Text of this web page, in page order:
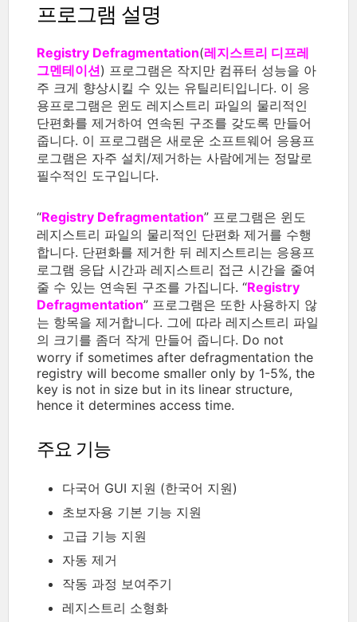
프로그램 설명
Registry Defragmentation(레지스트리 디프레
그멘테이션) 프로그램은 작지만 컴퓨터 성능을 아
주 크게 향상시킬 수 있는 유틸리티입니다. 이 응
용프로그램은 윈도 레지스트리 파일의 물리적인
단편화를 제거하여 연속된 구조를 갖도록 만들어
줍니다. 이 프로그램은 새로운 소프트웨어 응용프
로그램은 자주 설치/제거하는 사람에게는 정말로
필수적인 도구입니다.
“Registry Defragmentation” 프로그램은 윈도
레지스트리 파일의 물리적인 단편화 제거를 수행
합니다. 단편화를 제거한 뒤 레지스트리는 응용프
로그램 응답 시간과 레지스트리 접근 시간을 줄여
줄 수 있는 연속된 구조를 가집니다. “Registry
Defragmentation” 프로그램은 또한 사용하지 않
는 항목을 제거합니다. 그에 따라 레지스트리 파일
의 크기를 좀더 작게 만들어 줍니다. Do not
worry if sometimes after defragmentation the
registry will become smaller only by 1-5%, the
key is not in size but in its linear structure,
hence it determines access time.
주요 기능
다국어 GUI 지원 (한국어 지원)
초보자용 기본 기능 지원
고급 기능 지원
자동 제거
작동 과정 보여주기
레지스트리 소형화